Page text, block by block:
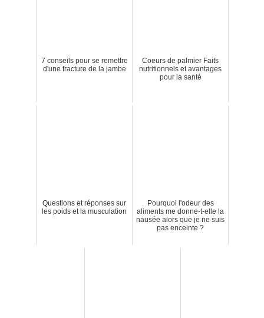
7 conseils pour se remettre
d'une fracture de la jambe
Coeurs de palmier Faits
nutritionnels et avantages
pour la santé
Questions et réponses sur
les poids et la musculation
Pourquoi l'odeur des
aliments me donne-t-elle la
nausée alors que je ne suis
pas enceinte ?